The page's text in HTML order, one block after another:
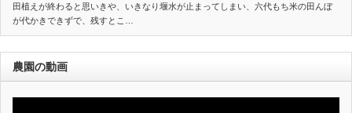
田植えが終わると思いきや、いきなり堰水が止まってしまい、六代もち米の田んぼ
が代かきできずで、残すとこ…
農園の動画